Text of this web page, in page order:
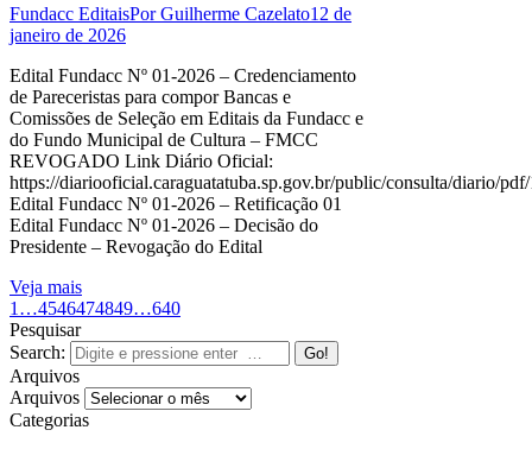
Fundacc EditaisPorGuilherme Cazelato12 de
janeiro de 2026
Edital Fundacc Nº 01-2026 – Credenciamento
de Pareceristas para compor Bancas e
Comissões de Seleção em Editais da Fundacc e
do Fundo Municipal de Cultura – FMCC
REVOGADO Link Diário Oficial:
https://diariooficial.caraguatatuba.sp.gov.br/public/consulta/diario/
Edital Fundacc Nº 01-2026 – Retificação 01
Edital Fundacc Nº 01-2026 – Decisão do
Presidente – Revogação do Edital
Veja mais
1 …4546474849…640
Pesquisar
Search:
Arquivos
Arquivos
Categorias